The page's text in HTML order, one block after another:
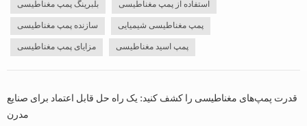
بلبرینگ پمپ مغناطیسی استفاده از پمپ مغناطیسی
سازنده پمپ مغناطیسی پمپ مغناطیسی شیمیایی
مزایای پمپ مغناطیسی پمپ اسید مغناطیسی
قدرت پمپ‌های مغناطیسی را کشف کنید: یک راه حل قابل اعتماد برای صنایع
مدرن